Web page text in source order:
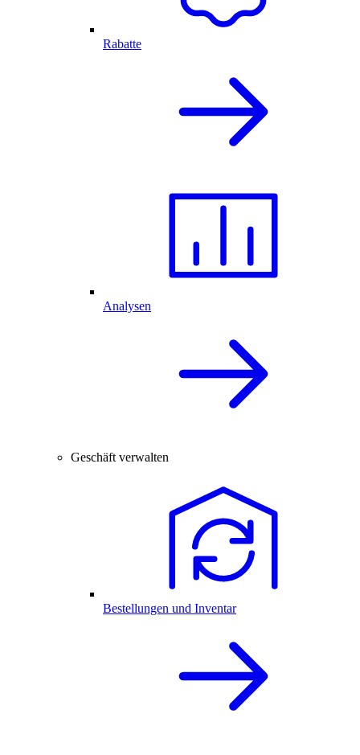
Rabatte
Analysen
Geschäft verwalten
Bestellungen und Inventar